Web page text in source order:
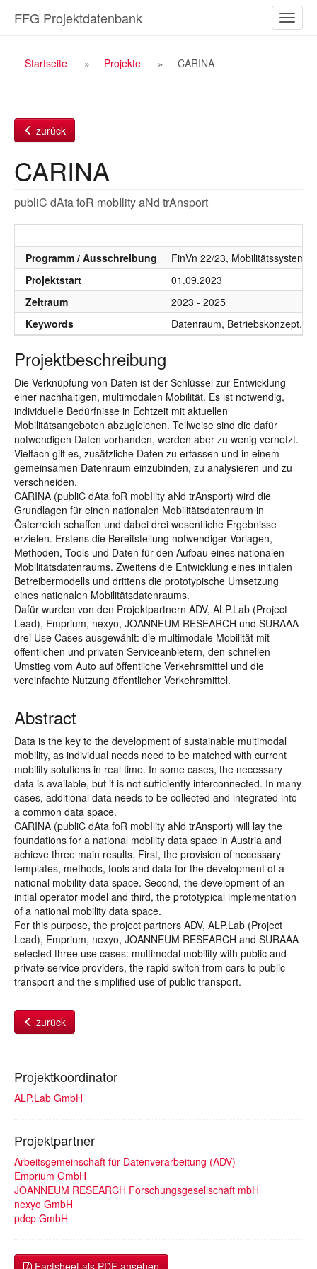
Inhalt
ein-/
FFG Projektdatenbank
Breadcrumb
Startseite Projekte CARINA
zurück
CARINA
publiC dAta foR mobIlity aNd trAnsport
Programm / Ausschreibung
FinVn 22/23, Mobilitätssystem,
Projektstart
01.09.2023
Zeitraum
2023 - 2025
Keywords
Datenraum, Betriebskonzept,
Projektbeschreibung
Die Verknüpfung von Daten ist der Schlüssel zur Entwicklung
einer nachhaltigen, multimodalen Mobilität. Es ist notwendig,
individuelle Bedürfnisse in Echtzeit mit aktuellen
Mobilitätsangeboten abzugleichen. Teilweise sind die dafür
notwendigen Daten vorhanden, werden aber zu wenig vernetzt.
Vielfach gilt es, zusätzliche Daten zu erfassen und in einem
gemeinsamen Datenraum einzubinden, zu analysieren und zu
verschneiden.
CARINA (publiC dAta foR mobIlity aNd trAnsport) wird die
Grundlagen für einen nationalen Mobilitätsdatenraum in
Österreich schaffen und dabei drei wesentliche Ergebnisse
erzielen. Erstens die Bereitstellung notwendiger Vorlagen,
Methoden, Tools und Daten für den Aufbau eines nationalen
Mobilitätsdatenraums. Zweitens die Entwicklung eines initialen
Betreibermodells und drittens die prototypische Umsetzung
eines nationalen Mobilitätsdatenraums.
Dafür wurden von den Projektpartnern ADV, ALP.Lab (Project
Lead), Emprium, nexyo, JOANNEUM RESEARCH und SURAAA
drei Use Cases ausgewählt: die multimodale Mobilität mit
öffentlichen und privaten Serviceanbietern, den schnellen
Umstieg vom Auto auf öffentliche Verkehrsmittel und die
vereinfachte Nutzung öffentlicher Verkehrsmittel.
Abstract
Data is the key to the development of sustainable multimodal
mobility, as individual needs need to be matched with current
mobility solutions in real time. In some cases, the necessary
data is available, but it is not sufficiently interconnected. In many
cases, additional data needs to be collected and integrated into
a common data space.
CARINA (publiC dAta foR mobIlity aNd trAnsport) will lay the
foundations for a national mobility data space in Austria and
achieve three main results. First, the provision of necessary
templates, methods, tools and data for the development of a
national mobility data space. Second, the development of an
initial operator model and third, the prototypical implementation
of a national mobility data space.
For this purpose, the project partners ADV, ALP.Lab (Project
Lead), Emprium, nexyo, JOANNEUM RESEARCH and SURAAA
selected three use cases: multimodal mobility with public and
private service providers, the rapid switch from cars to public
transport and the simplified use of public transport.
zurück
Projektkoordinator
ALP.Lab GmbH
Projektpartner
Arbeitsgemeinschaft für Datenverarbeitung (ADV)
Emprium GmbH
JOANNEUM RESEARCH Forschungsgesellschaft mbH
nexyo GmbH
pdcp GmbH
Factsheet als PDF ansehen